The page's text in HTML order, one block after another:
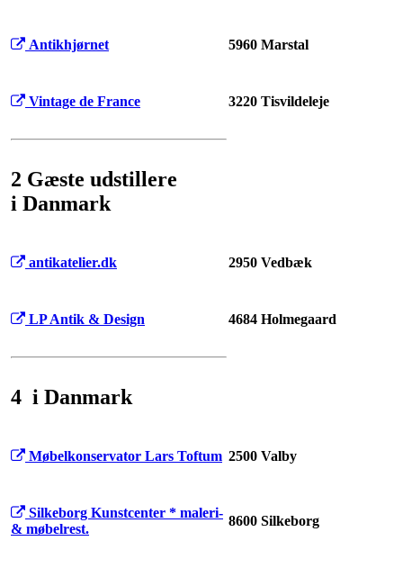
Antikhjørnet 5960 Marstal
Vintage de France 3220 Tisvildeleje
2 Gæste udstillere
i Danmark
antikatelier.dk 2950 Vedbæk
LP Antik & Design 4684 Holmegaard
4 i Danmark
Møbelkonservator Lars Toftum 2500 Valby
Silkeborg Kunstcenter * maleri-
& møbelrest.
8600 Silkeborg